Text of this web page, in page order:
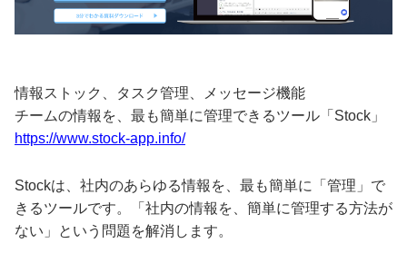
情報ストック、タスク管理、メッセージ機能
チームの情報を、最も簡単に管理できるツール「Stock」
https://www.stock-app.info/
Stockは、社内のあらゆる情報を、最も簡単に「管理」で
きるツールです。「社内の情報を、簡単に管理する方法が
ない」という問題を解消します。